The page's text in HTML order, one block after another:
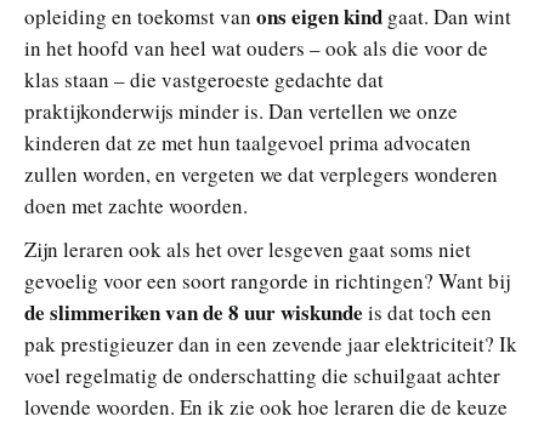
opleiding en toekomst van ons eigen kind gaat. Dan wint
in het hoofd van heel wat ouders – ook als die voor de
klas staan – die vastgeroeste gedachte dat
praktijkonderwijs minder is. Dan vertellen we onze
kinderen dat ze met hun taalgevoel prima advocaten
zullen worden, en vergeten we dat verplegers wonderen
doen met zachte woorden.
Zijn leraren ook als het over lesgeven gaat soms niet
gevoelig voor een soort rangorde in richtingen? Want bij
de slimmeriken van de 8 uur wiskunde is dat toch een
pak prestigieuzer dan in een zevende jaar elektriciteit? Ik
voel regelmatig de onderschatting die schuilgaat achter
lovende woorden. En ik zie ook hoe leraren die de keuze